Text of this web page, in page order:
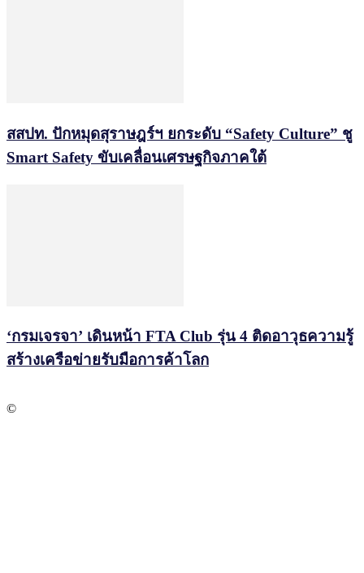
สสปท. ปักหมุดสุราษฎร์ฯ ยกระดับ “Safety Culture” ชู
Smart Safety ขับเคลื่อนเศรษฐกิจภาคใต้
‘กรมเจรจา’ เดินหน้า FTA Club รุ่น 4 ติดอาวุธความรู้
สร้างเครือข่ายรับมือการค้าโลก
©